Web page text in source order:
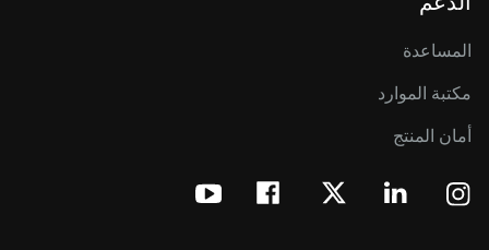
المساعدة
مكتبة الموارد
أمان المنتج